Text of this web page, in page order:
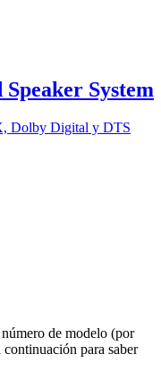
System
Dolby Digital y DTS
de modelo (por
para saber